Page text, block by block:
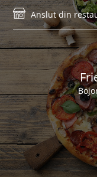
Anslut din